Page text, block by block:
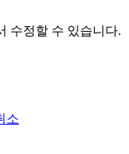
수정할 수 있습니다.
소